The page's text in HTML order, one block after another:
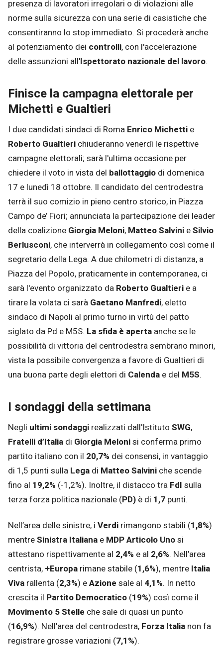
presenza di lavoratori irregolari o di violazioni alle
norme sulla sicurezza con una serie di casistiche che
consentiranno lo stop immediato. Si procederà anche
al potenziamento dei controlli, con l'accelerazione
delle assunzioni all'Ispettorato nazionale del lavoro.
Finisce la campagna elettorale per
Michetti e Gualtieri
I due candidati sindaci di Roma Enrico Michetti e
Roberto Gualtieri chiuderanno venerdì le rispettive
campagne elettorali; sarà l'ultima occasione per
chiedere il voto in vista del ballottaggio di domenica
17 e lunedì 18 ottobre. Il candidato del centrodestra
terrà il suo comizio in pieno centro storico, in Piazza
Campo de’ Fiori; annunciata la partecipazione dei leader
della coalizione Giorgia Meloni, Matteo Salvini eSilvio
Berlusconi, che interverrà in collegamento così come il
segretario della Lega. A due chilometri di distanza, a
Piazza del Popolo, praticamente in contemporanea, ci
sarà l'evento organizzato da Roberto Gualtieri e a
tirare la volata ci sarà Gaetano Manfredi, eletto
sindaco di Napoli al primo turno in virtù del patto
siglato da Pd e M5S. La sfida è aperta anche se le
possibilità di vittoria del centrodestra sembrano minori,
vista la possibile convergenza a favore di Gualtieri di
una buona parte degli elettori di Calenda e del M5S.
I sondaggi della settimana
Negli ultimi sondaggi realizzati dall'Istituto SWG,
Fratelli d’Italia di Giorgia Melonisi conferma primo
partito italiano con il 20,7% dei consensi, in vantaggio
di 1,5 punti sulla Lega di Matteo Salvini che scende
fino al 19,2% (-1,2%). Inoltre, il distacco tra FdI sulla
terza forza politica nazionale (PD) è di 1,7 punti.
Nell’area delle sinistre, i Verdi rimangono stabili (1,8%)
mentreSinistra Italiana e MDP Articolo Unosi
attestano rispettivamente al 2,4% e al 2,6%. Nell’area
centrista, +Europa rimane stabile (1,6%), mentre Italia
Viva rallenta (2,3%) eAzione sale al 4,1%. In netto
crescita il Partito Democratico (19%) così come il
Movimento 5 Stelle che sale di quasi un punto
(16,9%). Nell’area del centrodestra, Forza Italia non fa
registrare grosse variazioni (7,1%).